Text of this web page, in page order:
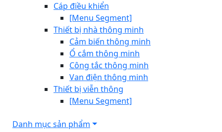
Cáp điều khiển
[Menu Segment]
Thiết bị nhà thông minh
Cảm biến thông minh
Ổ cắm thông minh
Công tắc thông minh
Van điện thông minh
Thiết bị viễn thông
[Menu Segment]
Danh mục sản phẩm